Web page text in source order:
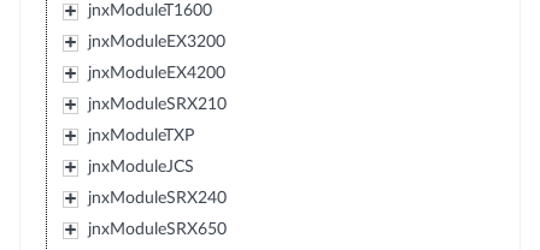
jnxModuleT1600
jnxModuleEX3200
jnxModuleEX4200
jnxModuleSRX210
jnxModuleTXP
jnxModuleJCS
jnxModuleSRX240
jnxModuleSRX650